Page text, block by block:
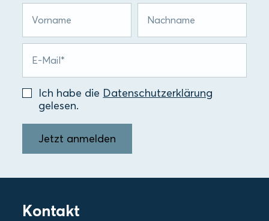
Ich habe die Datenschutzerklärung
gelesen.
Jetzt anmelden
Kontakt